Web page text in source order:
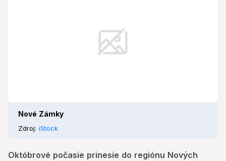
Nové Zámky
Zdroj: iStock
Októbrové počasie prinesie do regiónu Nových